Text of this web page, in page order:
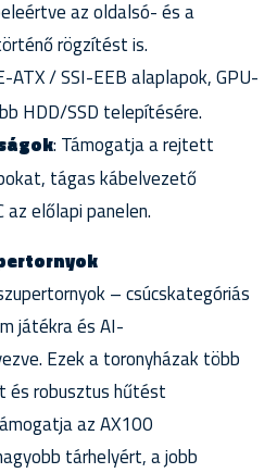
az oldalsó- és a
rögzítést is.
ATX / SSI-EEB alaplapok, GPU-
HDD/SSD telepítésére.
: Támogatja a rejtett
tágas kábelvezető
az előlapi panelen.
– csúcskategóriás
játékra és AI-
Ezek a toronyházak több
és robusztus hűtést
az AX100
tárhelyért, a jobb